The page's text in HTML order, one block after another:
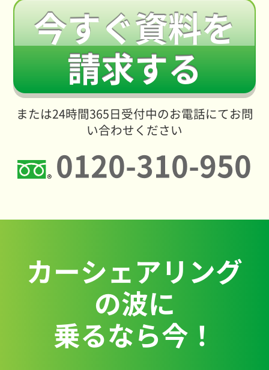
今すぐ資料を
請求する
または24時間365日受付中のお電話にてお問
い合わせください
0120-310-950
カーシェアリング
の波に
乗るなら今！